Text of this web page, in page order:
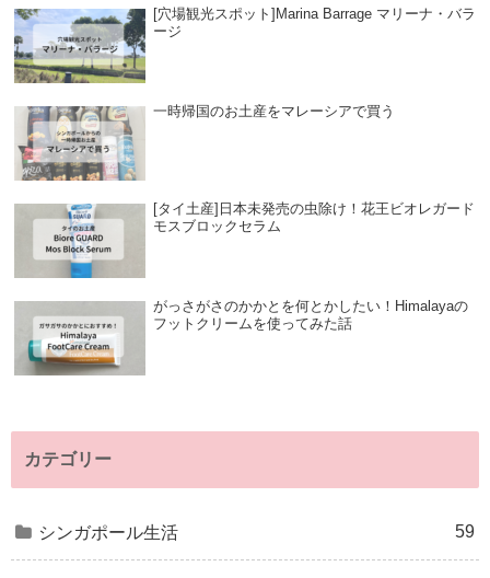
[穴場観光スポット]Marina Barrage マリーナ・バラ
ージ
一時帰国のお土産をマレーシアで買う
[タイ土産]日本未発売の虫除け！花王ビオレガード
モスブロックセラム
がっさがさのかかとを何とかしたい！Himalayaの
フットクリームを使ってみた話
カテゴリー
シンガポール生活 59